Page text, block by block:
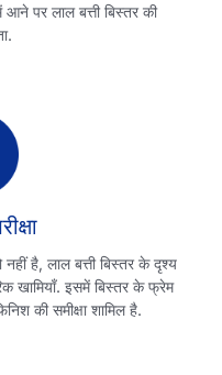
आने पर लाल बत्ती बिस्तर की
है, लाल बत्ती बिस्तर के दृश्य
खामियाँ. इसमें बिस्तर के फ्रेम
की समीक्षा शामिल है.